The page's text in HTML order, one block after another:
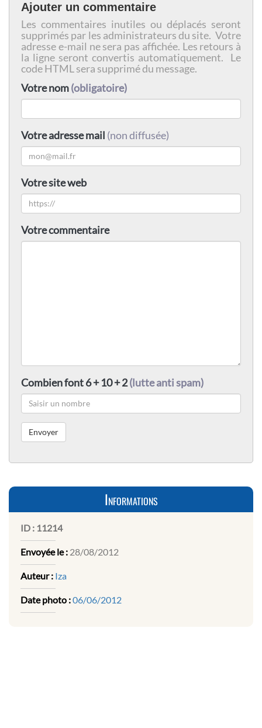
Ajouter un commentaire
Les commentaires inutiles ou déplacés seront
supprimés par les administrateurs du site. Votre
adresse e-mail ne sera pas affichée. Les retours à
la ligne seront convertis automatiquement. Le
code HTML sera supprimé du message.
Votre nom(obligatoire)
Votre adresse mail (non diffusée)
Votre site web
Votre commentaire
Combien font 6 + 10 + 2(lutte anti spam)
Informations
ID : 11214
Envoyée le : 28/08/2012
Auteur : Iza
Date photo :06/06/2012